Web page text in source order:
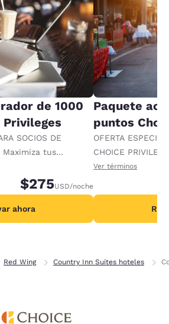
de 1000
Privileges
SOCIOS DE
Maximiza tus
1000 puntos
$275USD/noche
ahora
Paquete
puntos
OFERTA
CHOICE
recompensas al
Ver términos
Red Wing Country Inn Suites hoteles